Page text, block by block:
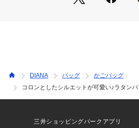
たは変形する恐れがございます。また
品と密着させると、貼り付きや色移り
分ご注意ください。
DIANA バッグ
かごバッグ
コロンとしたシルエットが可愛い♪ラタン
三井ショッピングパークアプリ